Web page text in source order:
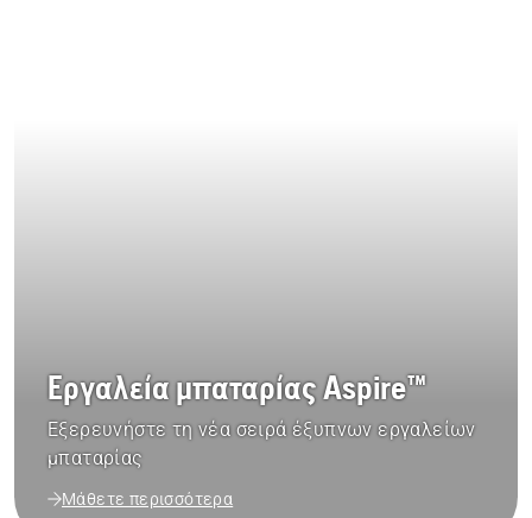
Εργαλεία μπαταρίας Aspire™
Εξερευνήστε τη νέα σειρά έξυπνων εργαλείων
μπαταρίας
Μάθετε περισσότερα